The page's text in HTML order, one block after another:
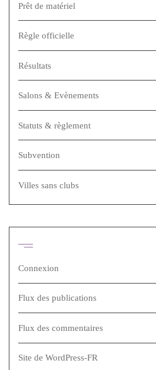
Prêt de matériel
Règle officielle
Résultats
Salons & Evènements
Statuts & règlement
Subvention
Villes sans clubs
Connexion
Flux des publications
Flux des commentaires
Site de WordPress-FR